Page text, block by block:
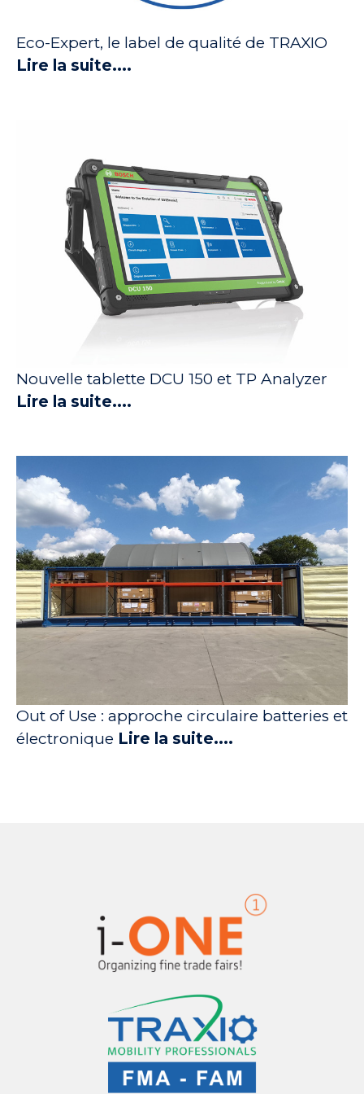
Eco-Expert, le label de qualité de TRAXIO
Lire la suite....
Nouvelle tablette DCU 150 et TP Analyzer
Lire la suite....
Out of Use : approche circulaire batteries et
électronique Lire la suite....